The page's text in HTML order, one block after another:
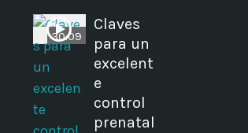
30:09
Claves
para un
excelent
e
control
prenatal